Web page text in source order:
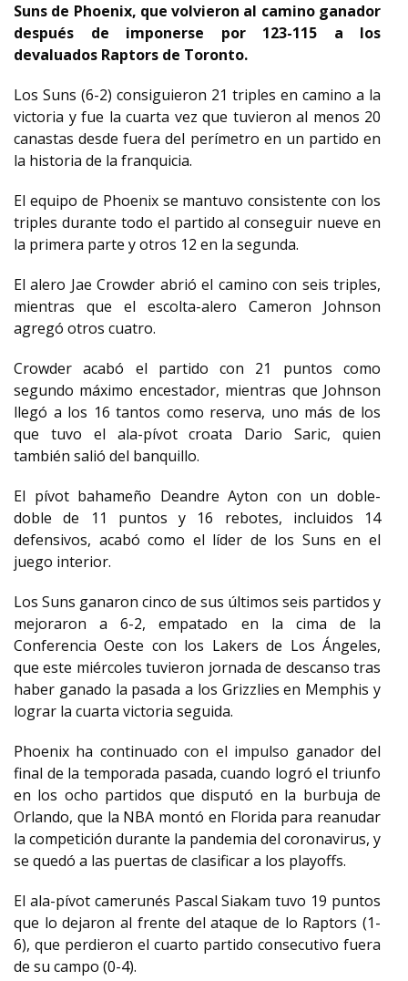
Suns de Phoenix, que volvieron al camino ganador
después de imponerse por 123-115 a los
devaluados Raptors de Toronto.
Los Suns (6-2) consiguieron 21 triples en camino a la
victoria y fue la cuarta vez que tuvieron al menos 20
canastas desde fuera del perímetro en un partido en
la historia de la franquicia.
El equipo de Phoenix se mantuvo consistente con los
triples durante todo el partido al conseguir nueve en
la primera parte y otros 12 en la segunda.
El alero Jae Crowder abrió el camino con seis triples,
mientras que el escolta-alero Cameron Johnson
agregó otros cuatro.
Crowder acabó el partido con 21 puntos como
segundo máximo encestador, mientras que Johnson
llegó a los 16 tantos como reserva, uno más de los
que tuvo el ala-pívot croata Dario Saric, quien
también salió del banquillo.
El pívot bahameño Deandre Ayton con un doble-
doble de 11 puntos y 16 rebotes, incluidos 14
defensivos, acabó como el líder de los Suns en el
juego interior.
Los Suns ganaron cinco de sus últimos seis partidos y
mejoraron a 6-2, empatado en la cima de la
Conferencia Oeste con los Lakers de Los Ángeles,
que este miércoles tuvieron jornada de descanso tras
haber ganado la pasada a los Grizzlies en Memphis y
lograr la cuarta victoria seguida.
Phoenix ha continuado con el impulso ganador del
final de la temporada pasada, cuando logró el triunfo
en los ocho partidos que disputó en la burbuja de
Orlando, que la NBA montó en Florida para reanudar
la competición durante la pandemia del coronavirus, y
se quedó a las puertas de clasificar a los playoffs.
El ala-pívot camerunés Pascal Siakam tuvo 19 puntos
que lo dejaron al frente del ataque de lo Raptors (1-
6), que perdieron el cuarto partido consecutivo fuera
de su campo (0-4).